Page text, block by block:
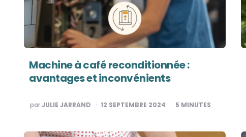
Machine à café reconditionnée :
avantages et inconvénients
PUBLIÉ
PAR
parJULIE JARRAND 12 SEPTEMBRE 2024 5 MINUTES